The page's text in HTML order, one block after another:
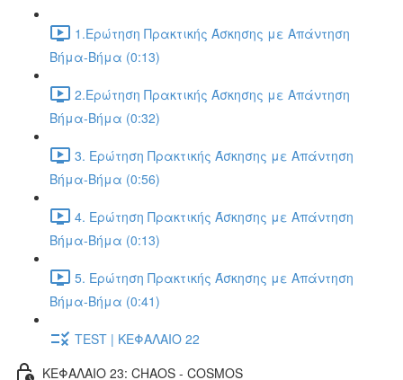
1.Ερώτηση Πρακτικής Άσκησης με Απάντηση
Βήμα-Βήμα (0:13)
2.Ερώτηση Πρακτικής Άσκησης με Απάντηση
Βήμα-Βήμα (0:32)
3. Ερώτηση Πρακτικής Άσκησης με Απάντηση
Βήμα-Βήμα (0:56)
4. Ερώτηση Πρακτικής Άσκησης με Απάντηση
Βήμα-Βήμα (0:13)
5. Ερώτηση Πρακτικής Άσκησης με Απάντηση
Βήμα-Βήμα (0:41)
TEST | ΚΕΦΑΛΑΙΟ 22
ΚΕΦΑΛΑΙΟ 23: CHAOS - COSMOS